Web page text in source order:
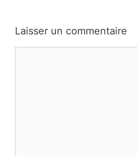
Laisser un commentaire